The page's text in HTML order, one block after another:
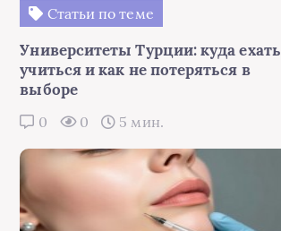
Статьи по теме
Университеты Турции: куда ехать
учиться и как не потеряться в
выборе
0 0 5 мин.